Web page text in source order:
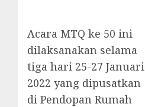
Acara MTQ ke 50 ini
dilaksanakan selama
tiga hari 25-27 Januari
2022 yang dipusatkan
di Pendopan Rumah